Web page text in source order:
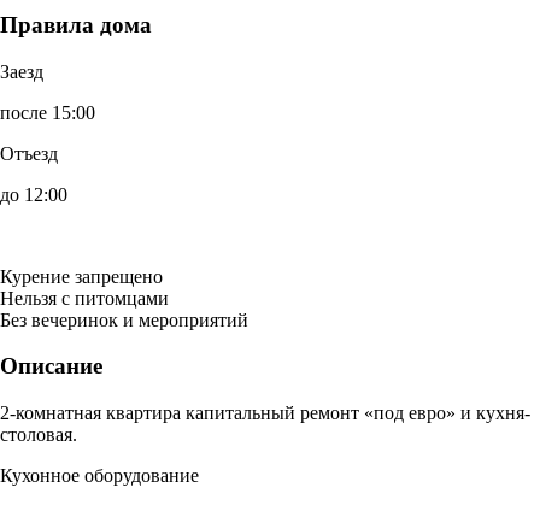
Правила дома
Заезд
после 15:00
Отъезд
до 12:00
Курение запрещено
Нельзя с питомцами
Без вечеринок и мероприятий
Описание
2-комнатная квартира капитальный ремонт «под евро» и кухня-
столовая.
Кухонное оборудование